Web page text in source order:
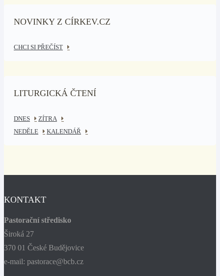
NOVINKY Z CÍRKEV.CZ
CHCI SI PŘEČÍST
LITURGICKÁ ČTENÍ
DNES
ZÍTRA
NEDĚLE
KALENDÁŘ
KONTAKT
Pastorační středisko
Široká 27
370 01 České Budějovice
e-mail: pastorace@bcb.cz